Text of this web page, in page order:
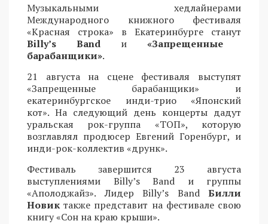
Музыкальными хедлайнерами
Международного книжного фестиваля
«Красная строка» в Екатеринбурге станут
Billy’s Band и «Запрещенные
барабанщики».
21 августа на сцене фестиваля выступят
«Запрещенные барабанщики» и
екатеринбургское инди-трио «Японский
кот». На следующий день концерты дадут
уральская рок-группа «ТОП», которую
возглавлял продюсер Евгений Горенбург, и
инди-рок-коллектив «друнк».
Фестиваль завершится 23 августа
выступлениями Billy’s Band и группы
«Аполоджайз». Лидер Billy’s Band Билли
Новик также представит на фестивале свою
книгу «Сон на краю крыши».